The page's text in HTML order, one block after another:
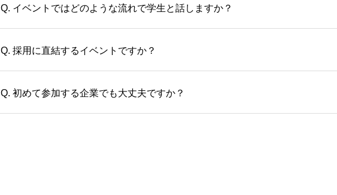
Q. イベントではどのような流れで学生と話しますか？
Q. 採用に直結するイベントですか？
Q. 初めて参加する企業でも大丈夫ですか？